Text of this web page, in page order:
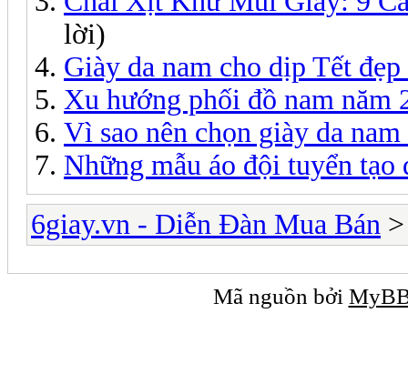
lời)
Giày da nam cho dịp Tết
Xu hướng phối đồ nam năm
Vì sao nên chọn giày da nam
Những mẫu áo đội tuyển
6giay.vn - Diễn Đàn Mua Bán
Mã nguồn bởi